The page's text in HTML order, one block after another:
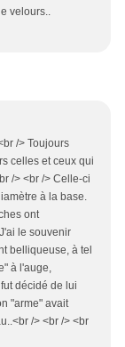
velours..
/> Toujours
celles et ceux qui
/> <br /> Celle-ci
à la base.
ont
le souvenir
belliqueuse, à tel
à l'auge,
décidé de lui
"arme" avait
/> <br /> <br